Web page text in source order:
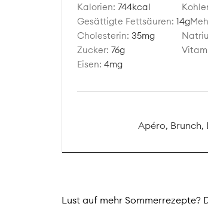
Kalorien: 744kcal
Gesättigte Fettsäuren: 14g
Cholesterin: 35mg
Zucker: 76g
Eisen: 4mg
Apéro, Brunch,
Lust auf mehr Sommerrezepte?